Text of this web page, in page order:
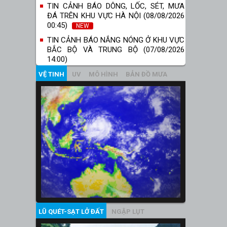
TIN CẢNH BÁO DÔNG, LỐC, SÉT, MƯA
ĐÁ TRÊN KHU VỰC HÀ NỘI (08/08/2026
00:45)
NEW
TIN CẢNH BÁO NẮNG NÓNG Ở KHU VỰC
BẮC BỘ VÀ TRUNG BỘ (07/08/2026
14:00)
VỆ TINH UV MÔ HÌNH BẢN ĐỒ MƯA
LŨ QUÉT-SẠT LỞ ĐẤT NGẬP LỤT